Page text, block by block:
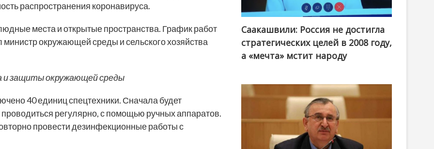
распространения коронавируса.
места и открытые пространства. График работ
окружающей среды и сельского хозяйства
и защиты окружающей среды
40 единиц спецтехники. Сначала будет
регулярно, с помощью ручных аппаратов.
провести дезинфекционные работы с
Саакашвили: Россия не достигла
стратегических целей в 2008 году,
а «мечта» мстит народу